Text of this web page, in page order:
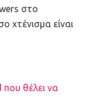
στο
χτένισμα είναι
που θέλει να